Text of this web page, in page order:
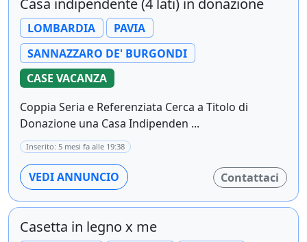
Casa indipendente (4 lati) in donazione
LOMBARDIA
PAVIA
SANNAZZARO DE' BURGONDI
CASE VACANZA
Coppia Seria e Referenziata Cerca a Titolo di
Donazione una Casa Indipenden ...
Inserito: 5 mesi fa alle 19:38
VEDI ANNUNCIO Contattaci
Casetta in legno x me